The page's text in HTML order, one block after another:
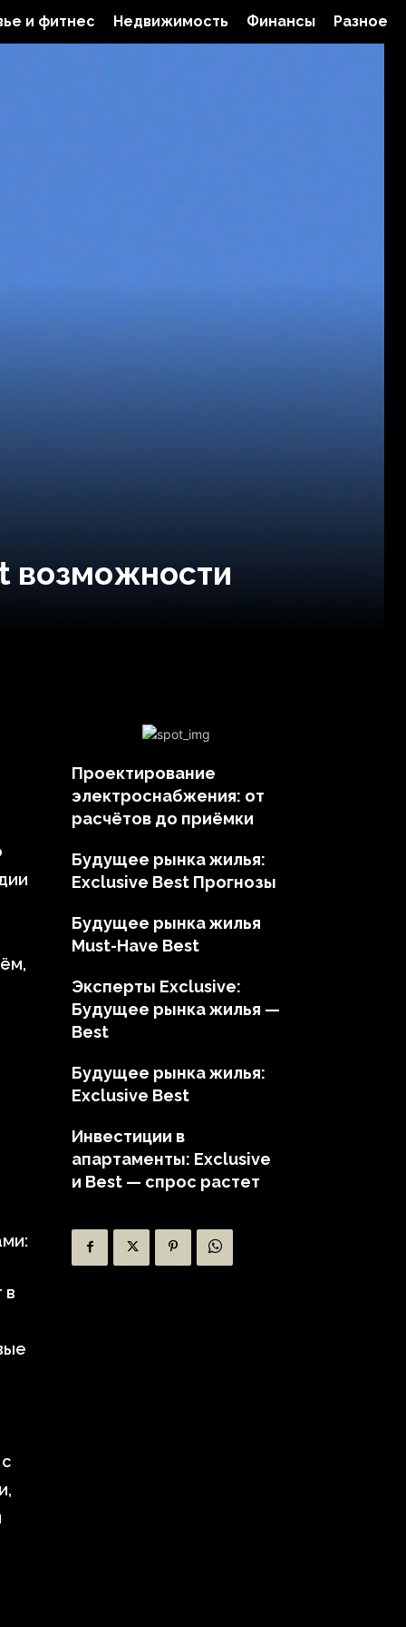
и фитнес Недвижимость Финансы Разное
возможности
в
Проектирование
электроснабжения: от
расчётов до приёмки
Будущее рынка жилья:
Exclusive Best Прогнозы
Будущее рынка жилья
Must-Have Best
Эксперты Exclusive:
Будущее рынка жилья —
Best
Будущее рынка жилья:
Exclusive Best
Инвестиции в
апартаменты: Exclusive
и Best — спрос растет